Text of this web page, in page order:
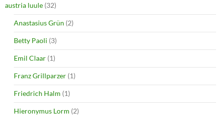
austria luule (32)
Anastasius Grün (2)
Betty Paoli (3)
Emil Claar (1)
Franz Grillparzer (1)
Friedrich Halm (1)
Hieronymus Lorm (2)